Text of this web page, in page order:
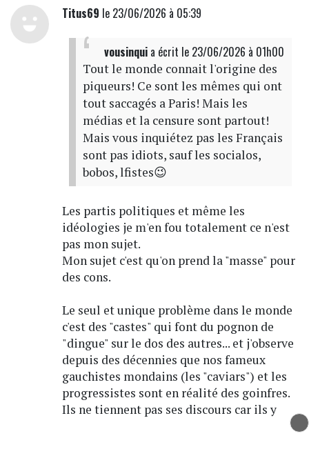
Titus69 le 23/06/2026 à 05:39
vousinquia écrit le 23/06/2026 à 01h00
Tout le monde connait l'origine des
piqueurs! Ce sont les mêmes qui ont
tout saccagés a Paris! Mais les
médias et la censure sont partout!
Mais vous inquiétez pas les Français
sont pas idiots, sauf les socialos,
bobos, lfistes😉
Les partis politiques et même les
idéologies je m'en fou totalement ce n'est
pas mon sujet.
Mon sujet c'est qu'on prend la "masse" pour
des cons.
Le seul et unique problème dans le monde
c'est des "castes" qui font du pognon de
"dingue" sur le dos des autres... et j'observe
depuis des décennies que nos fameux
gauchistes mondains (les "caviars") et les
progressistes sont en réalité des goinfres.
Ils ne tiennent pas ses discours car ils y
croient non non ils les tiennent car c'est du